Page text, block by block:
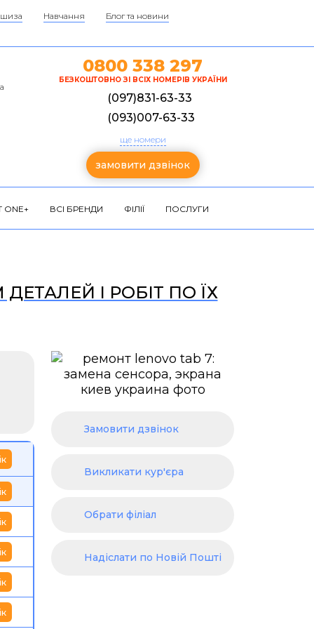
Навчання
Блог та новини
0800 338 297
БЕЗКОШТОВНО ЗІ ВСІХ НОМЕРІВ УКРАЇНИ
(097)831-63-33
(093)007-63-33
ще номери
замовити дзвінок
ВСІ БРЕНДИ ФІЛІЇ ПОСЛУГИ
І РОБІТ ПО ЇХ
Замовити дзвінок
Викликати кур'єра
Обрати філіал
Надіслати по Новій Пошті